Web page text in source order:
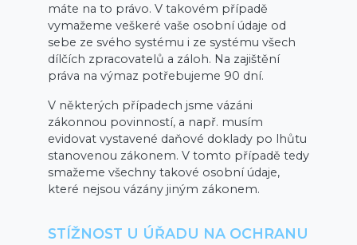
máte na to právo. V takovém případě
vymažeme veškeré vaše osobní údaje od
sebe ze svého systému i ze systému všech
dílčích zpracovatelů a záloh. Na zajištění
práva na výmaz potřebujeme 90 dní.
V některých případech jsme vázáni
zákonnou povinností, a např. musím
evidovat vystavené daňové doklady po lhůtu
stanovenou zákonem. V tomto případě tedy
smažeme všechny takové osobní údaje,
které nejsou vázány jiným zákonem.
STÍŽNOST U ÚŘADU NA OCHRANU